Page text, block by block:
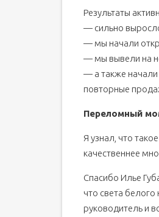
Результаты
— сильно
— мы начали
— мы вывели на
— а также начали
повторные
Переломный
Я узнал, что
качественнее
Спасибо Илье
что света
руководитель и